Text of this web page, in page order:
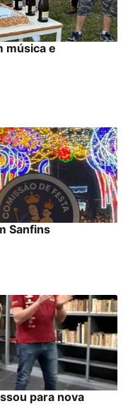
música e
Sanfins
para nova